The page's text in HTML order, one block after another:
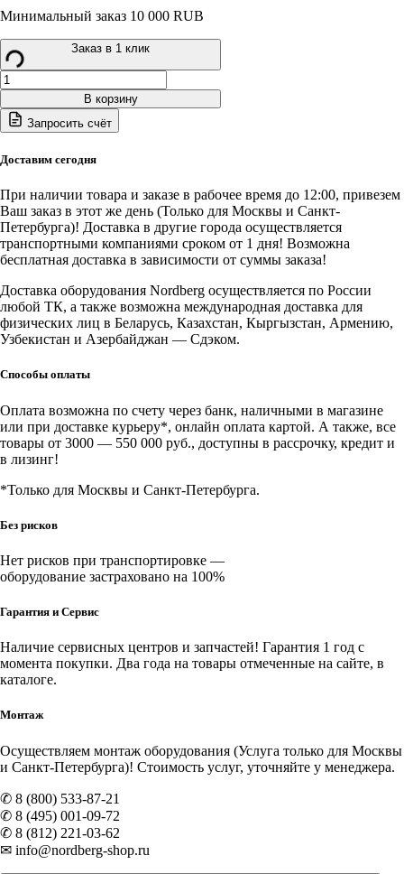
Минимальный заказ 10 000 RUB
Заказ в 1 клик
Количество
товара
NE103K+NE9012
Nordberg
аккумуляторный
Ø
сверла
10мм,
12В,
30Нм
2
аккумуляторами
и
зарядным
В корзину
Запросить счёт
Доставим сегодня
При наличии товара и заказе в рабочее время до 12:00, привезем
Ваш заказ в этот же день (Только для Москвы и Санкт-
Петербурга)! Доставка в другие города осуществляется
транспортными компаниями сроком от 1 дня! Возможна
бесплатная доставка в зависимости от суммы заказа!
Доставка оборудования Nordberg осуществляется по России
любой ТК, а также возможна международная доставка для
физических лиц в Беларусь, Казахстан, Кыргызстан, Армению,
Узбекистан и Азербайджан — Сдэком.
Способы оплаты
Оплата возможна по счету через банк, наличными в магазине
или при доставке курьеру*, онлайн оплата картой. А также, все
товары от 3000 — 550 000 руб., доступны в рассрочку, кредит и
в лизинг!
*Только для Москвы и Санкт-Петербурга.
Без рисков
Нет рисков при транспортировке —
оборудование застраховано на 100%
Гарантия и Сервис
Наличие сервисных центров и запчастей! Гарантия 1 год с
момента покупки. Два года на товары отмеченные на сайте, в
каталоге.
Монтаж
Осуществляем монтаж оборудования (Услуга только для Москвы
и Санкт-Петербурга)! Стоимость услуг, уточняйте у менеджера.
✆ 8 (800) 533-87-21
✆ 8 (495) 001-09-72
✆ 8 (812) 221-03-62
✉ info@nordberg-shop.ru